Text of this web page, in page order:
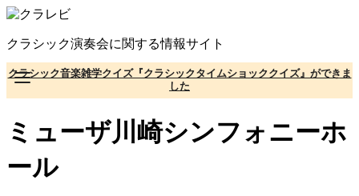
コ
テ
ン
ツ
へ
動
クラシック演奏会に関する情報サイト
クラシック音楽雑学クイズ『クラシックタイムショッククイズ』ができま
した
ミューザ川崎シンフォニーホ
ール